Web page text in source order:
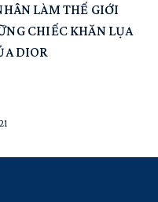
LÀM THẾ GIỚI
CHIẾC KHĂN LỤA
DIOR